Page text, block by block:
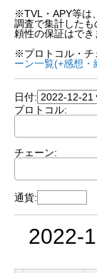
※TVL・APY等は
調査で集計した
頼性の保証はでき
※プロトコル・チ
ーン一覧(+感想・
日付:
プロトコル:
チェーン:
通貨:
2022-